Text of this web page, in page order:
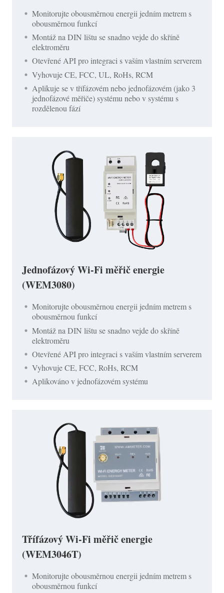
Monitorujte obousměrnou energii jedním metrem s
obousměrnou funkcí
Montáž na DIN lištu se snadno vejde do skříně
elektroměru
Otevřené API pro integraci s vaším vlastním serverem
Vyhovuje CE, FCC, UL, RoHs, RCM
Aplikuje se v třífázovém nebo jednofázovém (jako 3
jednofázové měřiče) systému nebo v systému s
rozdělenou fází
Jednofázový Wi-Fi měřič energie
(WEM3080)
Monitorujte obousměrnou energii jedním metrem s
obousměrnou funkcí
Montáž na DIN lištu se snadno vejde do skříně
elektroměru
Otevřené API pro integraci s vaším vlastním serverem
Vyhovuje CE, FCC, RoHs, RCM
Aplikováno v jednofázovém systému
Třífázový Wi-Fi měřič energie
(WEM3046T)
Monitorujte obousměrnou energii jedním metrem s
obousměrnou funkcí